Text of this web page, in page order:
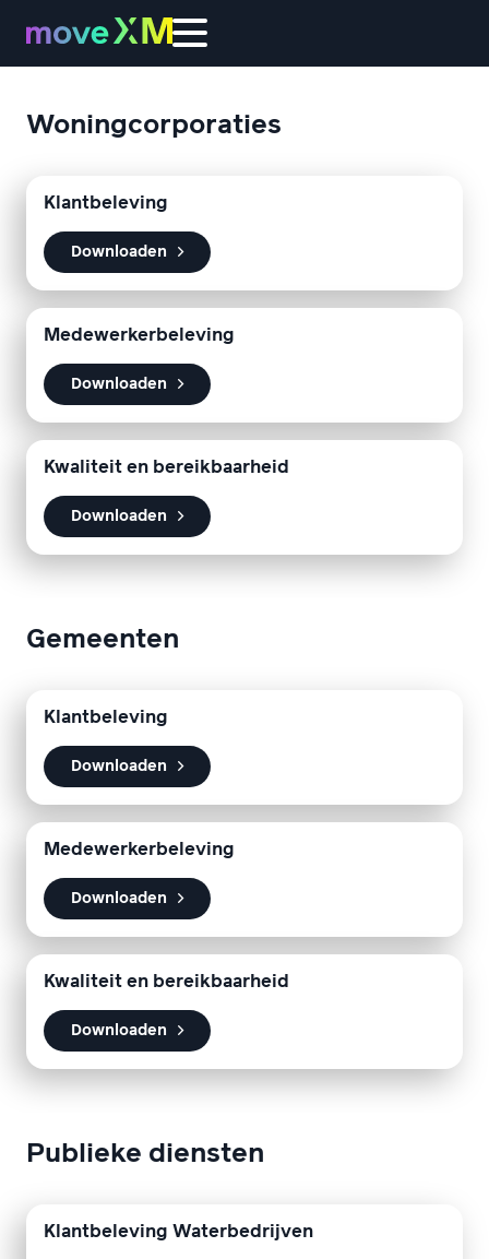
Woningcorporaties
Klantbeleving
Downloaden
Medewerkerbeleving
Downloaden
Kwaliteit en bereikbaarheid
Downloaden
Gemeenten
Klantbeleving
Downloaden
Medewerkerbeleving
Downloaden
Kwaliteit en bereikbaarheid
Downloaden
Publieke diensten
Klantbeleving Waterbedrijven